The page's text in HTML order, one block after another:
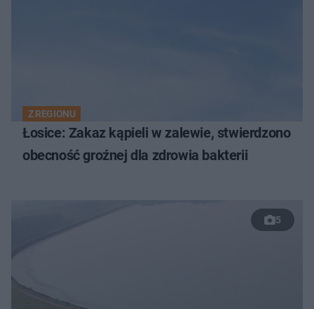
Z REGIONU
Łosice: Zakaz kąpieli w zalewie, stwierdzono
obecność groźnej dla zdrowia bakterii
5